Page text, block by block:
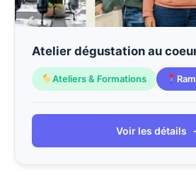
Atelier dégustation au
Ateliers & Formations
Voir les détails